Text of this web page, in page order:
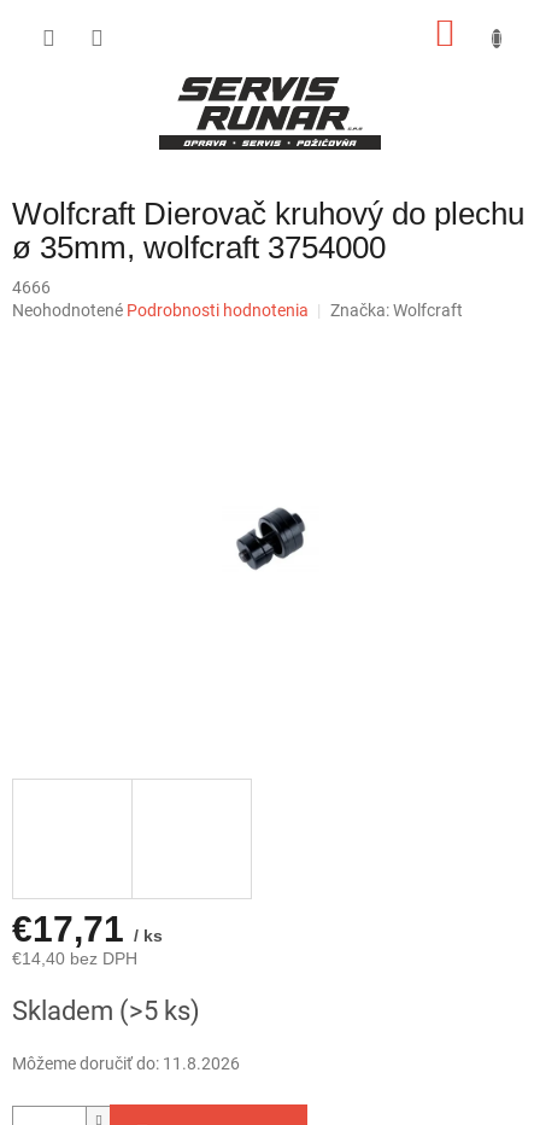
Wolfcraft Dierovač kruhový do plechu
ø 35mm, wolfcraft 3754000
4666
Priemerné
Neohodnotené Podrobnosti hodnotenia Značka:Wolfcraft
€17,71 / ks
€14,40 bez DPH
cena:
Skladem (>5 ks)
Môžeme doručiť do: 11.8.2026